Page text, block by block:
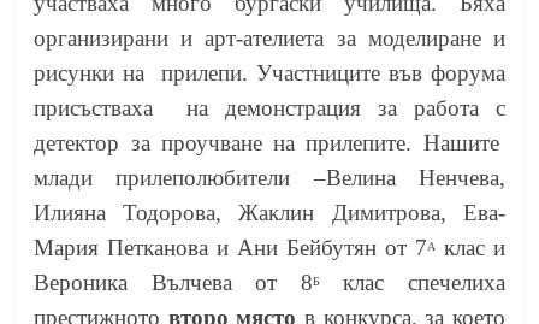
организирани и арт-ателиета за моделиране и
рисунки на
прилепи. Участниците във форума
присъстваха
на демонстрация за работа с
детектор за проучване на прилепите. Нашите
млади прилеполюбители –Велина Ненчева,
Илияна Тодорова, Жаклин Димитрова, Ева-
Мария Петканова и Ани Бейбутян от 7Аклас и
Вероника Вълчева от 8Б
клас спечелиха
престижното второ място в конкурса, за което